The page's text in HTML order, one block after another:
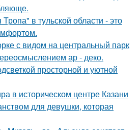
в тульской области - это
с видом на центральный парк
ар - деко.
просторной и уютной
в историческом центре Казани
для девушки, которая